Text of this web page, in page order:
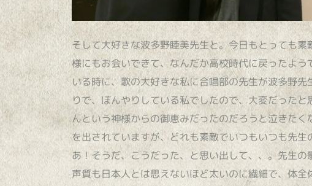
そして大好きな波多野睦美先生と。今日もとっても
様にもお会いできて、なんだか高校時代に戻ったよ
いる時に、歌の大好きな私に合唱部の先生が波多野
りで、ぼんやりしている私でしたので、大変だった
んという神様からの御恵みだったのだろうと泣きた
を出されていますが、どれも素敵でいつもいつも先
あ！そうだ、こうだった、と思い出して、、。先生
声質も日本人とは思えないほど太いのに繊細で、体